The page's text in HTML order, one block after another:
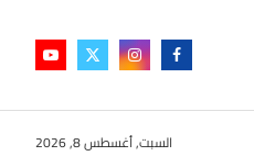
السبت, أغسطس 8, 2026